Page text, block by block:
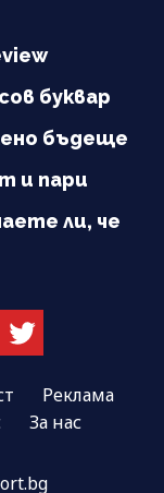
буквар
бъдеще
и пари
ли, че
Реклама
За нас